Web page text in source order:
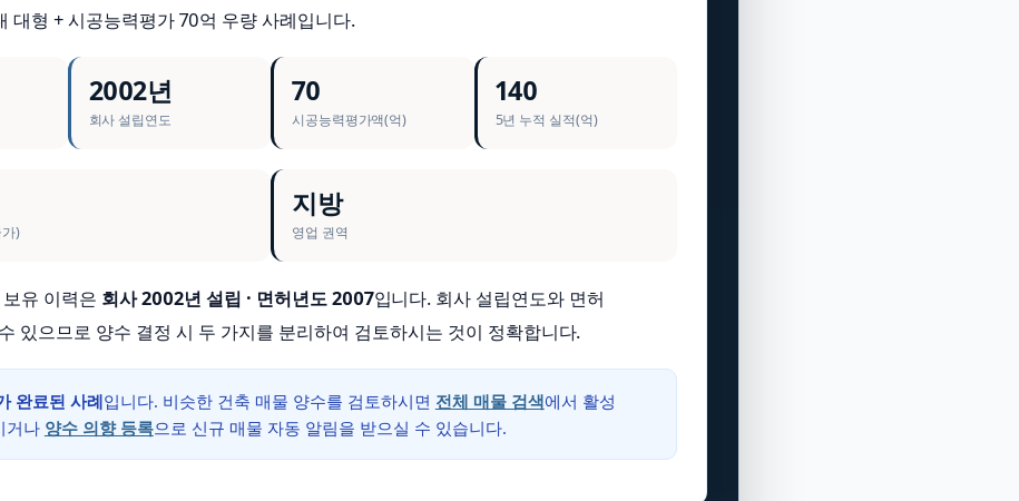
대형 + 시공능력평가 70억 우량 사례입니다.
2002년
회사 설립연도
70
시공능력평가액(억)
140
5년 누적 실적(억)
)
지방
영업 권역
유 이력은 회사 2002년 설립 · 면허년도 2007입니다. 회사 설립연도와 면허
있으므로 양수 결정 시 두 가지를 분리하여 검토하시는 것이 정확합니다.
완료된 사례입니다. 비슷한 건축 매물 양수를 검토하시면 전체 매물 검색에서 활성
거나 양수 의향 등록으로 신규 매물 자동 알림을 받으실 수 있습니다.